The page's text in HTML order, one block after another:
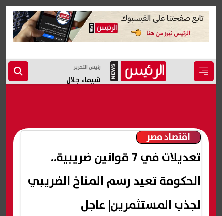
رئيس التحرير
شيماء جلال
اقتصاد مصر
تعديلات في 7 قوانين ضريبية..
الحكومة تعيد رسم المناخ الضريبي
لجذب المستثمرين| عاجل